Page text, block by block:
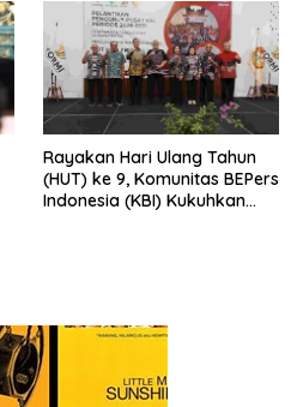
Rayakan Hari Ulang Tahun
(HUT) ke 9, Komunitas BEPers
Indonesia (KBI) Kukuhkan
seluruh Indonesia dan
Mancanegara”.